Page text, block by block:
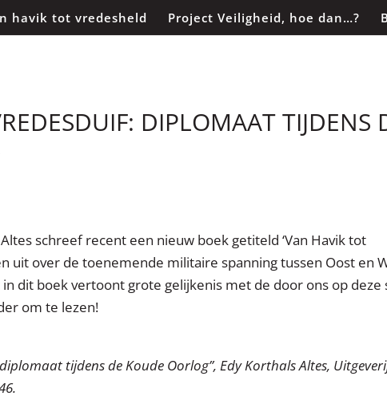
havik tot vredesheld Project Veiligheid, hoe dan…?
DIPLOMAAT TIJDENS
schreef recent een nieuw boek getiteld ‘Van Havik tot
uit over de toenemende militaire spanning tussen Oost en
dit boek vertoont grote gelijkenis met de door ons op deze
om te lezen!
tijdens de Koude Oorlog”, Edy Korthals Altes,